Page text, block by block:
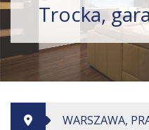
Trocka,
WARSZAWA,